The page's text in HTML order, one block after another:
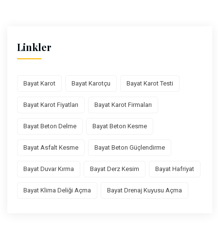
Linkler
Bayat Karot Bayat Karotçu Bayat Karot Testi
Bayat Karot Fiyatları Bayat Karot Firmaları
Bayat Beton Delme Bayat Beton Kesme
Bayat Asfalt Kesme Bayat Beton Güçlendirme
Bayat Duvar Kırma Bayat Derz Kesim Bayat Hafriyat
Bayat Klima Deliği Açma Bayat Drenaj Kuyusu Açma